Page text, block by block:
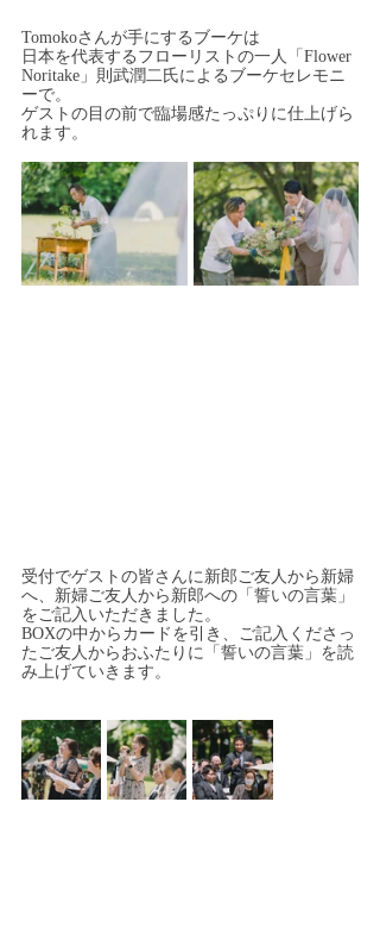
Tomokoさんが手にするブーケは
日本を代表するフローリストの一人「Flower
Noritake」則武潤二氏によるブーケセレモニ
ーで。
ゲストの目の前で臨場感たっぷりに仕上げら
れます。
受付でゲストの皆さんに新郎ご友人から新婦
へ、新婦ご友人から新郎への「誓いの言葉」
をご記入いただきました。
BOXの中からカードを引き、ご記入くださっ
たご友人からおふたりに「誓いの言葉」を読
み上げていきます。